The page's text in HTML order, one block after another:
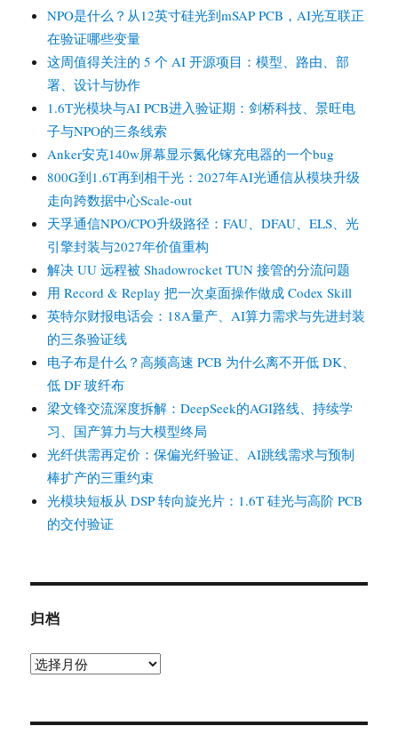
NPO是什么？从12英寸硅光到mSAP PCB，AI光互联正
在验证哪些变量
这周值得关注的 5 个 AI 开源项目：模型、路由、部
署、设计与协作
1.6T光模块与AI PCB进入验证期：剑桥科技、景旺电
子与NPO的三条线索
Anker安克140w屏幕显示氮化镓充电器的一个bug
800G到1.6T再到相干光：2027年AI光通信从模块升级
走向跨数据中心Scale-out
天孚通信NPO/CPO升级路径：FAU、DFAU、ELS、光
引擎封装与2027年价值重构
解决 UU 远程被 Shadowrocket TUN 接管的分流问题
用 Record & Replay 把一次桌面操作做成 Codex Skill
英特尔财报电话会：18A量产、AI算力需求与先进封装
的三条验证线
电子布是什么？高频高速 PCB 为什么离不开低 DK、
低 DF 玻纤布
梁文锋交流深度拆解：DeepSeek的AGI路线、持续学
习、国产算力与大模型终局
光纤供需再定价：保偏光纤验证、AI跳线需求与预制
棒扩产的三重约束
光模块短板从 DSP 转向旋光片：1.6T 硅光与高阶 PCB
的交付验证
归档
归